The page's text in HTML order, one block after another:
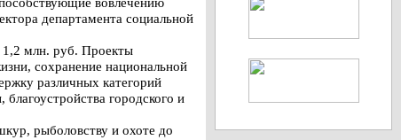
департамента социальной
1,2 млн. руб. Проекты
сохранение национальной
различных категорий
городского и
рыболовству и охоте до